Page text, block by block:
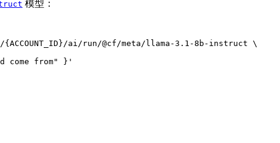
模型：
ai/run/@cf/meta/llama-3.1-8b-instruct \
come from" }'